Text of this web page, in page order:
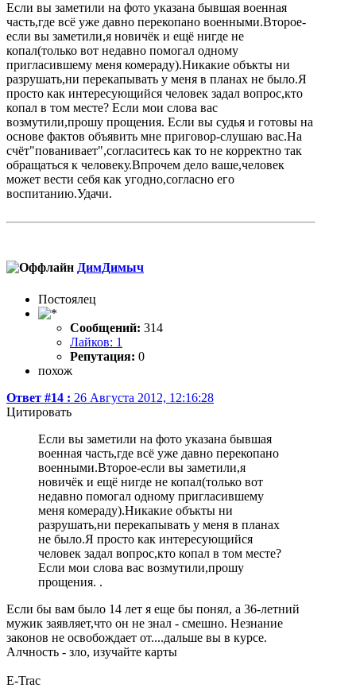
Если вы заметили на фото указана бывшая военная
часть,где всё уже давно перекопано военными.Второе-
если вы заметили,я новичёк и ещё нигде не
копал(только вот недавно помогал одному
пригласившему меня комераду).Никакие объкты ни
разрушать,ни перекапывать у меня в планах не было.Я
просто как интересующийся человек задал вопрос,кто
копал в том месте? Если мои слова вас
возмутили,прошу прощения. Если вы судья и готовы на
основе фактов объявить мне приговор-слушаю вас.На
счёт"пованивает",согласитесь как то не корректно так
обращаться к человеку.Впрочем дело ваше,человек
может вести себя как угодно,согласно его
воспитанию.Удачи.
ДимДимыч
Постоялец
Сообщений: 314
Лайков: 1
Репутация: 0
похож
Ответ #14 : 26 Августа 2012, 12:16:28
Цитировать
Если вы заметили на фото указана бывшая
военная часть,где всё уже давно перекопано
военными.Второе-если вы заметили,я
новичёк и ещё нигде не копал(только вот
недавно помогал одному пригласившему
меня комераду).Никакие объкты ни
разрушать,ни перекапывать у меня в планах
не было.Я просто как интересующийся
человек задал вопрос,кто копал в том месте?
Если мои слова вас возмутили,прошу
прощения. .
Если бы вам было 14 лет я еще бы понял, а 36-летний
мужик заявляет,что он не знал - смешно. Незнание
законов не освобождает от....дальше вы в курсе.
Алчность - зло, изучайте карты
E-Trac